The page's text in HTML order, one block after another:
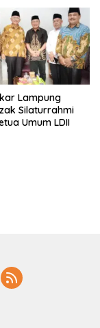
Lampung
Silaturrahmi
Umum LDII